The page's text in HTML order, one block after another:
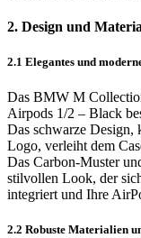
2. Design und
2.1 Elegantes und
Das BMW M
Airpods 1/2 – Black
Das schwarze Design,
Logo, verleiht dem
Das Carbon-Muster
stilvollen Look, der
integriert und Ihre
2.2 Robuste Materialien